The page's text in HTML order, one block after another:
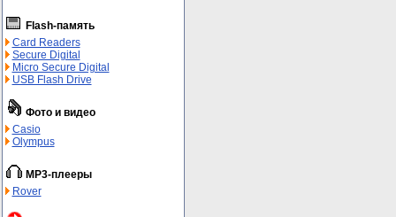
Flash-память
Card Readers
Secure Digital
Micro Secure Digital
USB Flash Drive
Фото и видео
Casio
Olympus
MP3-плееры
Rover